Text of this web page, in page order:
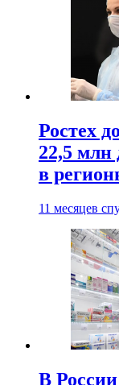
Ростех
22,5 млн
в
11 месяцев
В России